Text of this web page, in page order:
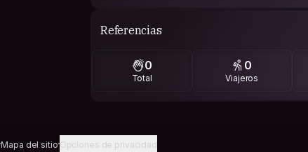
Referencias
0
Total
0
Viajeros
Mapa del sitioOpciones de privacidad